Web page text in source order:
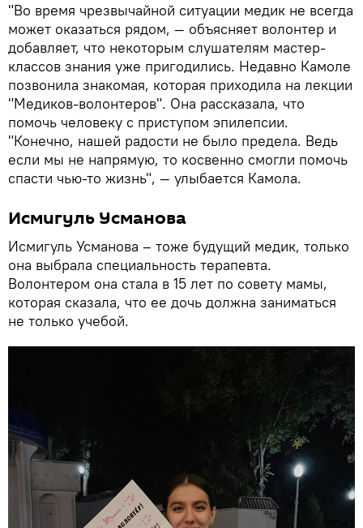
"Во время чрезвычайной ситуации медик не всегда
может оказаться рядом, — объясняет волонтер и
добавляет, что некоторым слушателям мастер-
классов знания уже пригодились. Недавно Камоле
позвонила знакомая, которая приходила на лекции
"Медиков-волонтеров". Она рассказала, что
помочь человеку с приступом эпилепсии.
"Конечно, нашей радости не было предела. Ведь
если мы не напрямую, то косвенно смогли помочь
спасти чью-то жизнь", — улыбается Камола.
Исмигуль Усманова
Исмигуль Усманова – тоже будущий медик, только
она выбрала специальность терапевта.
Волонтером она стала в 15 лет по совету мамы,
которая сказала, что ее дочь должна заниматься
не только учебой.